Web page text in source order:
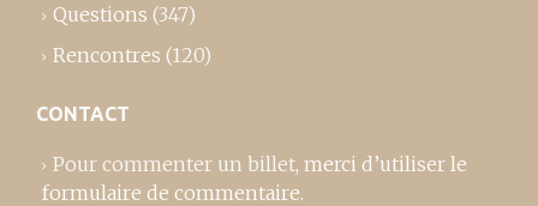
Questions (347)
Rencontres (120)
CONTACT
Pour commenter un billet, merci d’utiliser le
formulaire de commentaire.